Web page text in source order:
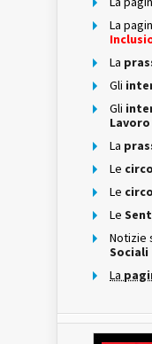
La
La
Gli
Gli
Lavoro
La
Le
Le
Le
Notizie
Sociali
La